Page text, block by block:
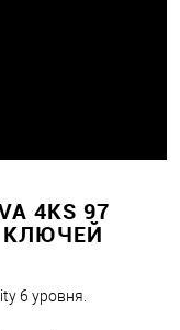
4KS 97
КЛЮЧЕЙ
6 уровня.